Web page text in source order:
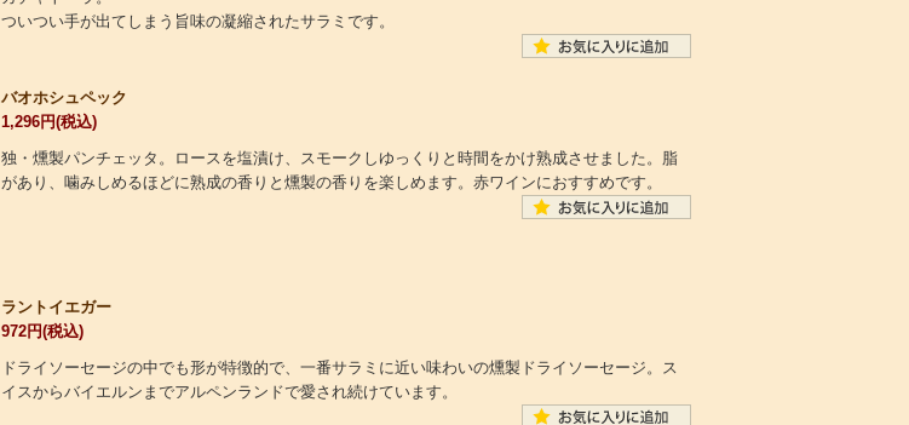
ついつい手が出てしまう旨味の凝縮されたサラミです。
バオホシュペック
1,296円(税込)
独・燻製パンチェッタ。ロースを塩漬け、スモークしゆっくりと時間をかけ熟成させました。脂
があり、噛みしめるほどに熟成の香りと燻製の香りを楽しめます。赤ワインにおすすめです。
ラントイエガー
972円(税込)
ドライソーセージの中でも形が特徴的で、一番サラミに近い味わいの燻製ドライソーセージ。ス
イスからバイエルンまでアルペンランドで愛され続けています。